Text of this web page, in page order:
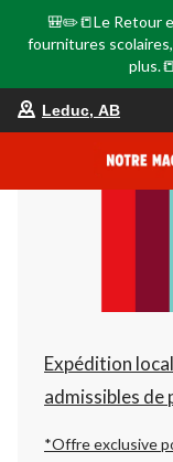
🎒✏️📒Le Retour
fournitures
Leduc, AB
Expédition
admissibles de
*Offre exclusive